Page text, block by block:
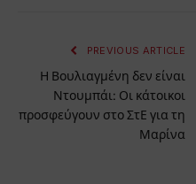
PREVIOUS ARTICLE
Η Βουλιαγμένη δεν είναι
Ντουμπάι: Οι κάτοικοι
προσφεύγουν στο ΣτΕ για τη
Μαρίνα